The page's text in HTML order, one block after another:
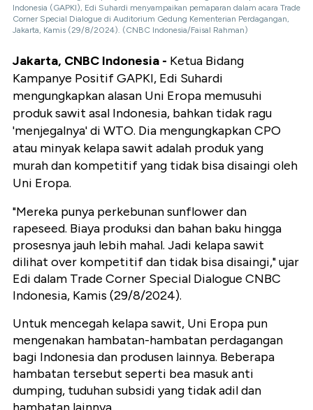
Indonesia (GAPKI), Edi Suhardi menyampaikan pemaparan dalam acara Trade
Corner Special Dialogue di Auditorium Gedung Kementerian Perdagangan,
Jakarta, Kamis (29/8/2024). (CNBC Indonesia/Faisal Rahman)
Jakarta, CNBC Indonesia - Ketua Bidang
Kampanye Positif GAPKI, Edi Suhardi
mengungkapkan alasan Uni Eropa memusuhi
produk sawit asal Indonesia, bahkan tidak ragu
'menjegalnya' di WTO. Dia mengungkapkan CPO
atau minyak kelapa sawit adalah produk yang
murah dan kompetitif yang tidak bisa disaingi oleh
Uni Eropa.
"Mereka punya perkebunan sunflower dan
rapeseed. Biaya produksi dan bahan baku hingga
prosesnya jauh lebih mahal. Jadi kelapa sawit
dilihat over kompetitif dan tidak bisa disaingi," ujar
Edi dalam Trade Corner Special Dialogue CNBC
Indonesia, Kamis (29/8/2024).
Untuk mencegah kelapa sawit, Uni Eropa pun
mengenakan hambatan-hambatan perdagangan
bagi Indonesia dan produsen lainnya. Beberapa
hambatan tersebut seperti bea masuk anti
dumping, tuduhan subsidi yang tidak adil dan